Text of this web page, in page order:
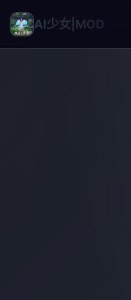
AI少女|MOD